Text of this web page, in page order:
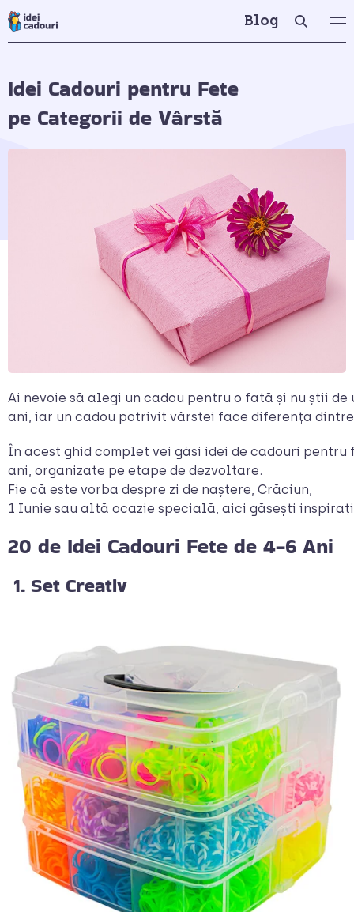
Blog
Idei Cadouri pentru Fete
pe Categorii de Vârstă
Ai nevoie să alegi un cadou pentru o fată și nu știi
ani, iar un cadou potrivit vârstei face diferența
În acest ghid complet vei găsi idei de cadouri pentru
ani, organizate pe etape de dezvoltare.
Fie că este vorba despre zi de naștere, Crăciun,
1 Iunie sau altă ocazie specială, aici găsești
20 de Idei Cadouri Fete de 4-6 Ani
1. Set Creativ